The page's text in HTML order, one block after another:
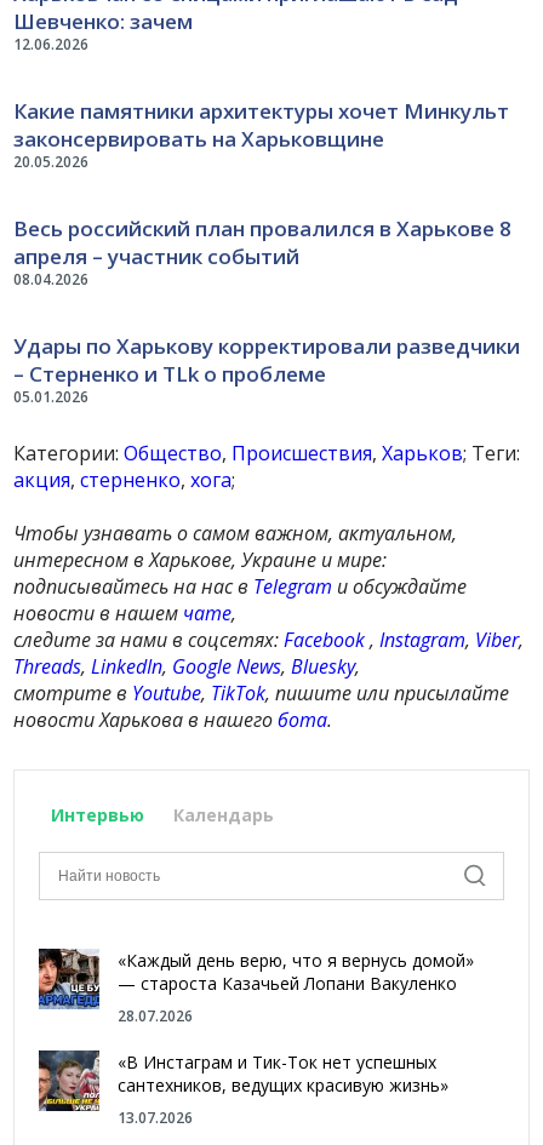
12.06.2026
Шевченко: зачем
20.05.2026
Какие памятники архитектуры хочет Минкульт
законсервировать на Харьковщине
08.04.2026
Весь российский план провалился в Харькове 8
апреля – участник событий
05.01.2026
Удары по Харькову корректировали разведчики
– Стерненко и TLk о проблеме
Категории:Общество, Происшествия,Харьков; Теги:
акция,стерненко,хога;
Чтобы узнавать о самом важном, актуальном,
интересном в Харькове, Украине и мире:
подписывайтесь на нас в Telegram и обсуждайте
новости в нашем чате,
следите за нами в соцсетях:Facebook,Instagram, Viber,
Threads,LinkedIn, Google News,Bluesky,
смотрите в Youtube, TikTok, пишите или присылайте
новости Харькова в нашегобота.
Интервью Календарь
«Каждый день верю, что я вернусь домой»
— староста Казачьей Лопани Вакуленко
28.07.2026
«В Инстаграм и Тик-Ток нет успешных
сантехников, ведущих красивую жизнь»
13.07.2026